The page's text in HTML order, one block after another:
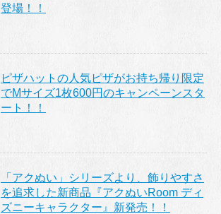
登場！！
ピザハットの人気ピザがお持ち帰り限定
でMサイズ1枚600円のキャンペーンスタ
ート！！
「アクぬい」シリーズより、飾りやすさ
を追求した新商品『アクぬいRoom ディ
ズニーキャラクター』新発売！！